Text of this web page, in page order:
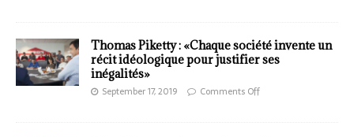
Thomas Piketty : «Chaque société invente un
récit idéologique pour justifier ses
inégalités»
September 17, 2019 Comments Off